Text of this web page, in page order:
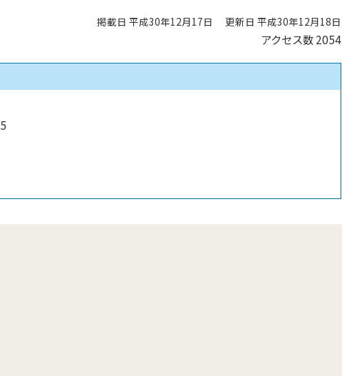
掲載日 平成30年12月17日 更新日 平成30年12月18日
アクセス数2054